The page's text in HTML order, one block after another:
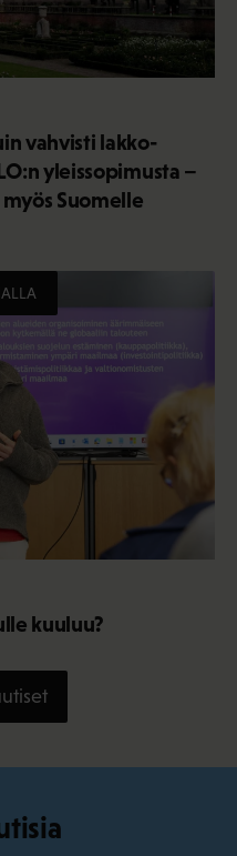
vahvisti lakko-
yleissopimusta –
Suomelle
kuuluu?